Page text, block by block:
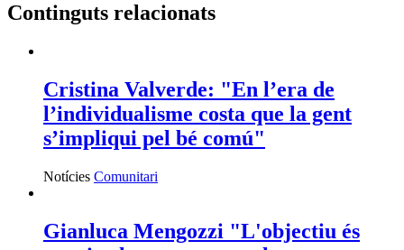
Continguts relacionats
Cristina Valverde: "En l’era de
l’individualisme costa que la gent
s’impliqui pel bé comú"